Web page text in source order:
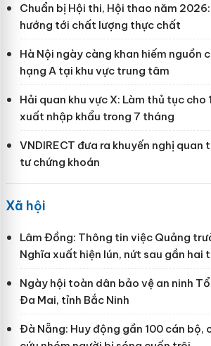
Chuẩn bị Hội thi, Hội thao năm
hướng tới chất lượng thực chất
Hà Nội ngày càng khan hiếm nguồn
hạng A tại khu vực trung tâm
Hải quan khu vực X: Làm thủ tục cho
xuất nhập khẩu trong 7 tháng
VNDIRECT đưa ra khuyến nghị quan
tư chứng khoán
Xã hội
Lâm Đồng: Thông tin việc Quảng
Nghĩa xuất hiện lún, nứt sau gần hai
Ngày hội toàn dân bảo vệ an ninh
Đa Mai, tỉnh Bắc Ninh
Đà Nẵng: Huy động gần 100 cán bộ,